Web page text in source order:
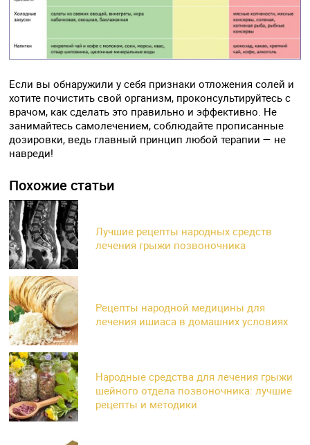
Если вы обнаружили у себя признаки отложения солей и
хотите почистить свой организм, проконсультируйтесь с
врачом, как сделать это правильно и эффективно. Не
занимайтесь самолечением, соблюдайте прописанные
дозировки, ведь главный принцип любой терапии — не
навреди!
Похожие статьи
Лучшие рецепты народных средств
лечения грыжи позвоночника
Рецепты народной медицины для
лечения ишиаса в домашних условиях
Народные средства для лечения грыжи
шейного отдела позвоночника: лучшие
рецепты и методики